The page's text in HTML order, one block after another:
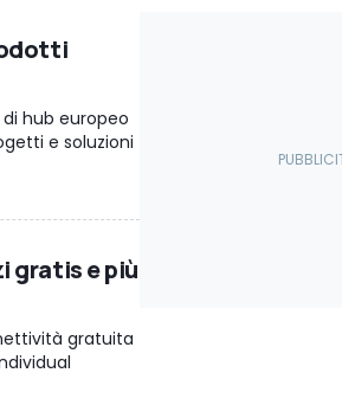
hub europeo
e soluzioni
gratis e più
gratuita